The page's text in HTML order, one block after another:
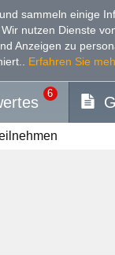
sammeln einige
Wir nutzen Dienste
Anzeigen zu
Erfahren Sie
6